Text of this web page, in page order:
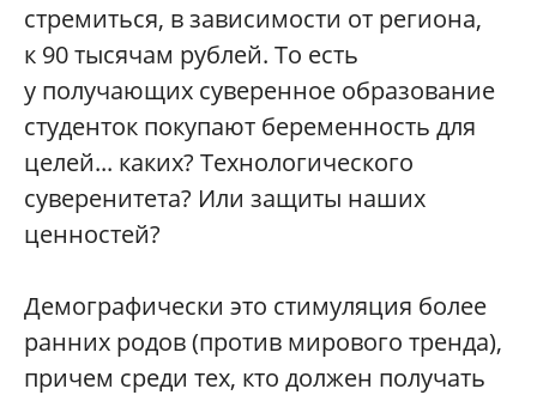
стремиться, в зависимости от региона,
к 90 тысячам рублей. То есть
у получающих суверенное образование
студенток покупают беременность для
целей... каких? Технологического
суверенитета? Или защиты наших
ценностей?
Демографически это стимуляция более
ранних родов (против мирового тренда),
причем среди тех, кто должен получать